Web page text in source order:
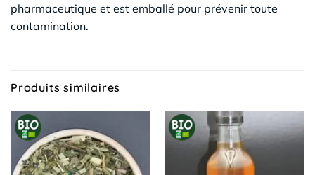
pharmaceutique et est emballé pour prévenir toute
contamination.
Produits similaires